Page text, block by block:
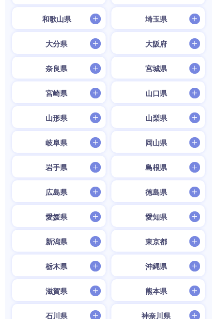
和歌山県 埼玉県
大分県 大阪府
奈良県 宮城県
宮崎県 山口県
山形県 山梨県
岐阜県 岡山県
岩手県 島根県
広島県 徳島県
愛媛県 愛知県
新潟県 東京都
栃木県 沖縄県
滋賀県 熊本県
石川県 神奈川県